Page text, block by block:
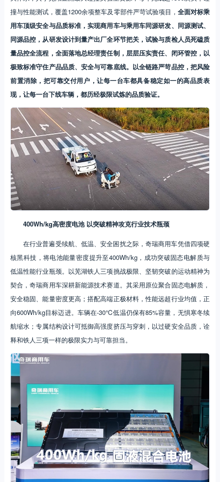
撞与性能测试，覆盖1200余项整车及零部件严苛试验项目， 全面对标乘
用车顶级安全与品质标准，实现商用车与乘用车同源研发、同源测试、
同源品控，从研发设计到量产出厂全环节把关，试验与质检人员死磕质
量品控全流程，全面落地总经理责任制，层层压实责任、闭环管控，以
极致标准守住产品品质、安全与可靠底线。以全链路严苛品控，把风险
前置消除，把可靠交付用户，让每一台车都具备稳定如一的高品质表
现，让每一台下线车辆，都历经极限试炼的品质验证。
400Wh/kg高密度电池 以突破精神攻克行业技术瓶颈
在行业普遍受续航、低温、安全困扰之际，奇瑞商用车凭借四项硬
核黑科技，将电池能量密度提升至400Wh/kg，成功突破固态电解质与
低温性能行业瓶颈。以芜湖铁人三项挑战极限、坚韧突破的运动精神为
契合，奇瑞商用车深耕新能源技术赛道。其采用原位聚合固态电解质，
安全稳固、能量密度更高；搭配高端正极材料，性能远超行业均值，正
向600Wh/kg目标迈进。车辆在-30℃低温仍保有85%容量，无惧寒冬续
航缩水；专属结构设计可抵御高强度挤压与穿刺，以过硬安全品质，诠
释和铁人三项一样的极限实力与可靠担当。